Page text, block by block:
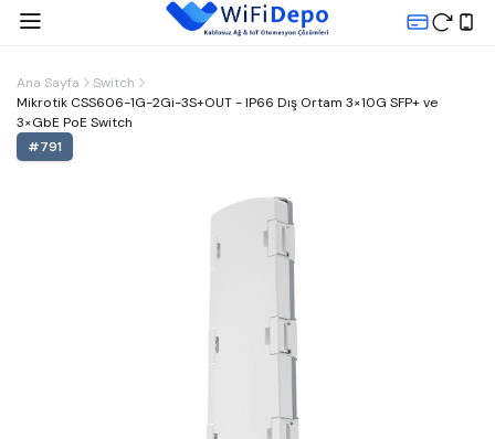
Ana Sayfa
Switch
Mikrotik CSS606-1G-2Gi-3S+OUT - IP66 Dış Ortam 3×10G SFP+ ve
3×GbE PoE Switch
#791